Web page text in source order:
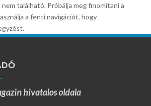
található. Próbálja meg finomítani a
a fenti navigációt, hogy
hivatalos oldala